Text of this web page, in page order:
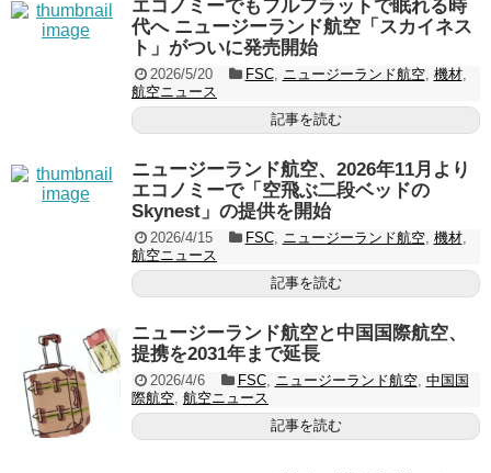
エコノミーでもフルフラットで眠れる時
代へ ニュージーランド航空「スカイネス
ト」がついに発売開始
2026/5/20 FSC, ニュージーランド航空, 機材,
航空ニュース
記事を読む
ニュージーランド航空、2026年11月より
エコノミーで「空飛ぶ二段ベッドの
Skynest」の提供を開始
2026/4/15 FSC, ニュージーランド航空, 機材,
航空ニュース
記事を読む
ニュージーランド航空と中国国際航空、
提携を2031年まで延長
2026/4/6 FSC, ニュージーランド航空, 中国国
際航空, 航空ニュース
記事を読む